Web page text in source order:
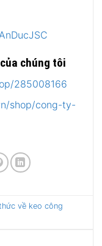
chúng tôi
285008166
shop/cong-ty-
về keo công